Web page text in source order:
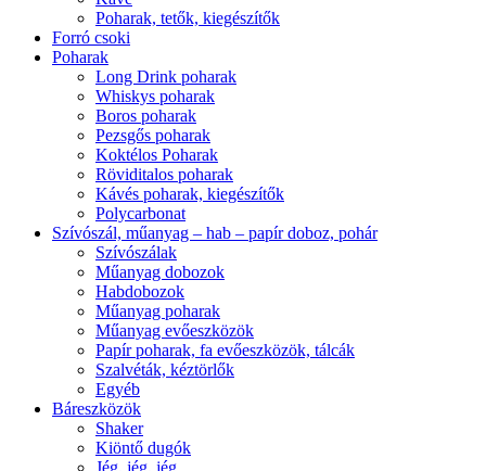
Poharak, tetők, kiegészítők
Forró csoki
Poharak
Long Drink poharak
Whiskys poharak
Boros poharak
Pezsgős poharak
Koktélos Poharak
Röviditalos poharak
Kávés poharak, kiegészítők
Polycarbonat
Szívószál, műanyag – hab – papír doboz, pohár
Szívószálak
Műanyag dobozok
Habdobozok
Műanyag poharak
Műanyag evőeszközök
Papír poharak, fa evőeszközök, tálcák
Szalvéták, kéztörlők
Egyéb
Báreszközök
Shaker
Kiöntő dugók
Jég, jég, jég